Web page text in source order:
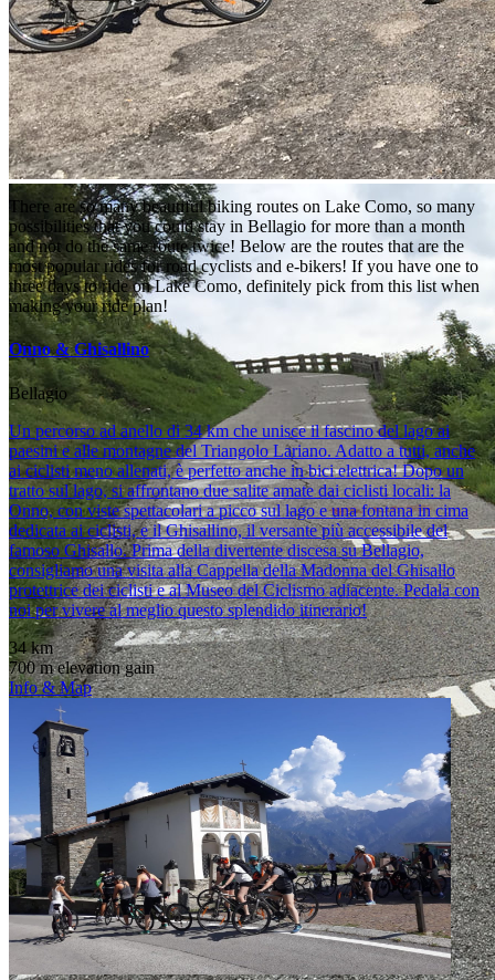
There are so many beautiful biking routes on Lake Como, so many
possibilities that you could stay in Bellagio for more than a month
and not do the same route twice! Below are the routes that are the
most popular rides for road cyclists and e-bikers! If you have one to
three days to ride on Lake Como, definitely pick from this list when
making your ride plan!
Onno & Ghisallino
Bellagio
Un percorso ad anello di 34 km che unisce il fascino del lago ai
paesini e alle montagne del Triangolo Lariano. Adatto a tutti, anche
ai ciclisti meno allenati, è perfetto anche in bici elettrica! Dopo un
tratto sul lago, si affrontano due salite amate dai ciclisti locali: la
Onno, con viste spettacolari a picco sul lago e una fontana in cima
dedicata ai ciclisti, e il Ghisallino, il versante più accessibile del
famoso Ghisallo. Prima della divertente discesa su Bellagio,
consigliamo una visita alla Cappella della Madonna del Ghisallo
protettrice dei ciclisti e al Museo del Ciclismo adiacente. Pedala con
noi per vivere al meglio questo splendido itinerario!
34 km
700 m elevation gain
Info & Map